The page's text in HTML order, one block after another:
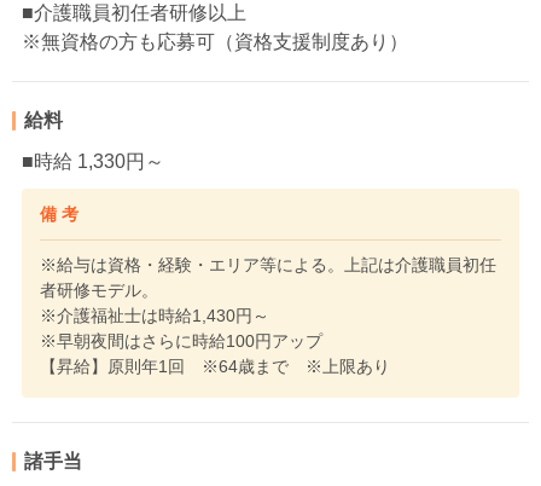
■介護職員初任者研修以上
※無資格の方も応募可（資格支援制度あり）
給料
■時給 1,330円～
備 考
※給与は資格・経験・エリア等による。上記は介護職員初任
者研修モデル。
※介護福祉士は時給1,430円～
※早朝夜間はさらに時給100円アップ
【昇給】原則年1回 ※64歳まで ※上限あり
諸手当